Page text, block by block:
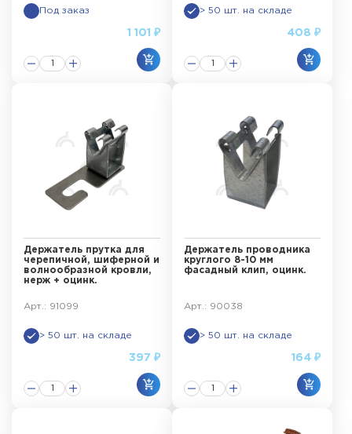
Под заказ
1 101 ₽
> 50 шт. на складе
408 ₽
Держатель прутка для
черепичной, шиферной и
волнообразной кровли,
нерж + оцинк.
Арт.: 91099
> 50 шт. на складе
397 ₽
Держатель проводника
круглого 8-10 мм
фасадный клип, оцинк.
Арт.: 90038
> 50 шт. на складе
164 ₽